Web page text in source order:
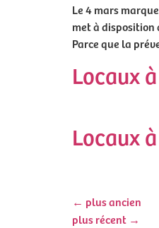
Le 4 mars
met à
Parce que la
Locaux
Locaux
← plus ancien
plus récent →